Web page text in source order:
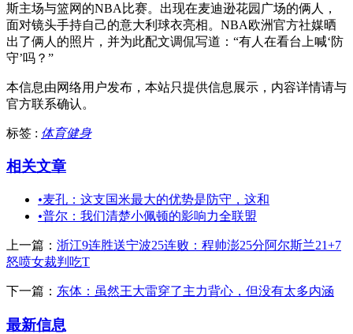
斯主场与篮网的NBA比赛。出现在麦迪逊花园广场的俩人，
面对镜头手持自己的意大利球衣亮相。NBA欧洲官方社媒晒
出了俩人的照片，并为此配文调侃写道：“有人在看台上喊‘防
守’吗？”
本信息由网络用户发布， 本站只提供信息展示，内容详情请与
官方联系确认。
标签 : 体育健身
相关文章
•麦孔：这支国米最大的优势是防守，这和
•普尔：我们清楚小佩顿的影响力全联盟
上一篇： 浙江9连胜送宁波25连败：程帅澎25分阿尔斯兰21+7
怒喷女裁判吃T
下一篇： 东体：虽然王大雷穿了主力背心，但没有太多内涵
最新信息